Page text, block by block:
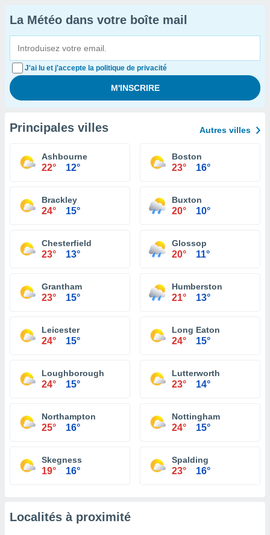
La Météo dans votre boîte mail
J'ai lu et j'accepte la politique de privacité
Principales villes Autres villes
Ashbourne
22° 12°
Boston
23° 16°
Brackley
24° 15°
Buxton
20° 10°
Chesterfield
23° 13°
Glossop
20° 11°
Grantham
23° 15°
Humberston
21° 13°
Leicester
24° 15°
Long Eaton
24° 15°
Loughborough
24° 15°
Lutterworth
23° 14°
Northampton
25° 16°
Nottingham
24° 15°
Skegness
19° 16°
Spalding
23° 16°
Localités à proximité